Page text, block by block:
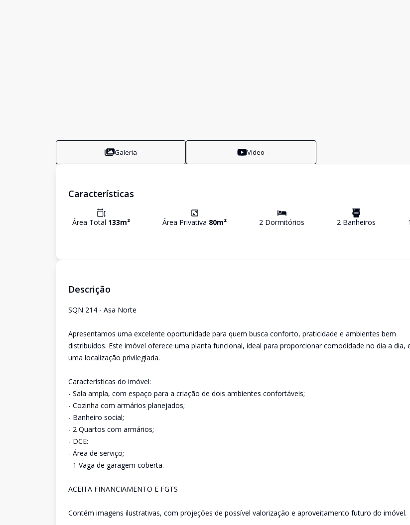
Galeria Vídeo
Características
Área Total 133m² Área Privativa 80m² 2 Dormitórios 2 Banheiros 1
Descrição
SQN 214 - Asa Norte
Apresentamos uma excelente oportunidade para quem busca conforto, praticidade e ambientes bem
distribuídos. Este imóvel oferece uma planta funcional, ideal para proporcionar comodidade no dia a dia,
uma localização privilegiada.
Características do imóvel:
- Sala ampla, com espaço para a criação de dois ambientes confortáveis;
- Cozinha com armários planejados;
- Banheiro social;
- 2 Quartos com armários;
- DCE:
- Área de serviço;
- 1 Vaga de garagem coberta.
ACEITA FINANCIAMENTO E FGTS
Contém imagens ilustrativas, com projeções de possível valorização e aproveitamento futuro do imóvel.